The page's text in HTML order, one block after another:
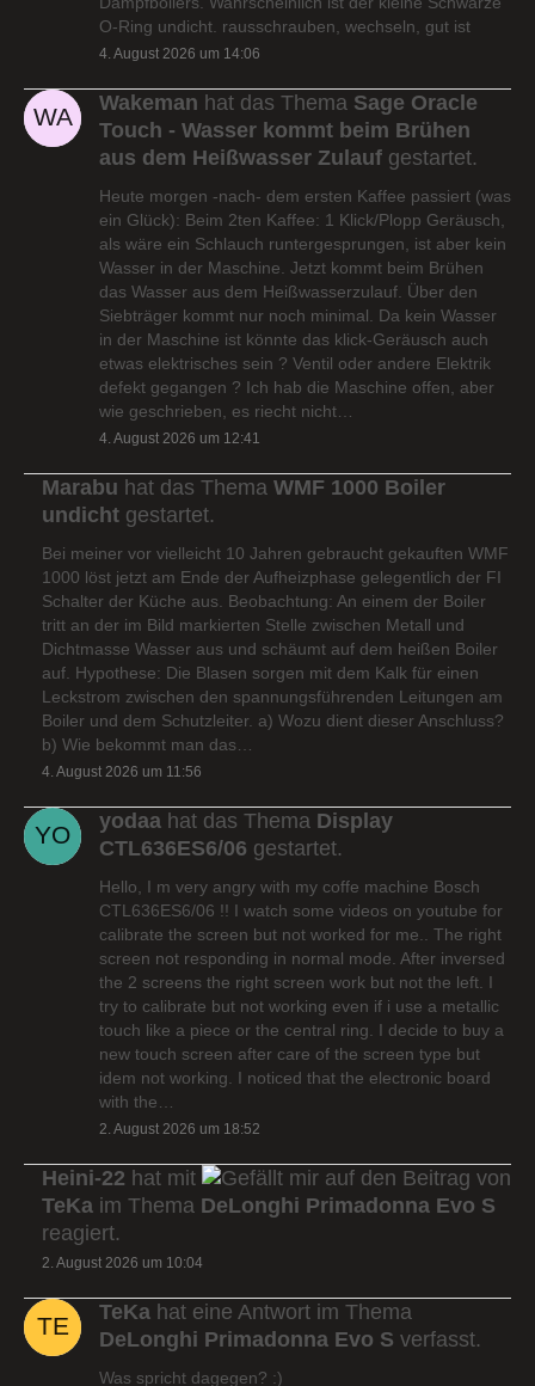
O-Ring undicht. rausschrauben, wechseln, gut ist
4. August 2026 um 14:06
Wakeman hat das Thema Sage Oracle
Touch - Wasser kommt beim Brühen
aus dem Heißwasser Zulauf gestartet.
Heute morgen -nach- dem ersten Kaffee passiert (was
ein Glück): Beim 2ten Kaffee: 1 Klick/Plopp Geräusch,
als wäre ein Schlauch runtergesprungen, ist aber kein
Wasser in der Maschine. Jetzt kommt beim Brühen
das Wasser aus dem Heißwasserzulauf. Über den
Siebträger kommt nur noch minimal. Da kein Wasser
in der Maschine ist könnte das klick-Geräusch auch
etwas elektrisches sein ? Ventil oder andere Elektrik
defekt gegangen ? Ich hab die Maschine offen, aber
wie geschrieben, es riecht nicht…
4. August 2026 um 12:41
Marabu hat das Thema WMF 1000 Boiler
undicht gestartet.
Bei meiner vor vielleicht 10 Jahren gebraucht gekauften WMF
1000 löst jetzt am Ende der Aufheizphase gelegentlich der FI
Schalter der Küche aus. Beobachtung: An einem der Boiler
tritt an der im Bild markierten Stelle zwischen Metall und
Dichtmasse Wasser aus und schäumt auf dem heißen Boiler
auf. Hypothese: Die Blasen sorgen mit dem Kalk für einen
Leckstrom zwischen den spannungsführenden Leitungen am
Boiler und dem Schutzleiter. a) Wozu dient dieser Anschluss?
b) Wie bekommt man das…
4. August 2026 um 11:56
yodaa hat das Thema Display
CTL636ES6/06 gestartet.
Hello, I m very angry with my coffe machine Bosch
CTL636ES6/06 !! I watch some videos on youtube for
calibrate the screen but not worked for me.. The right
screen not responding in normal mode. After inversed
the 2 screens the right screen work but not the left. I
try to calibrate but not working even if i use a metallic
touch like a piece or the central ring. I decide to buy a
new touch screen after care of the screen type but
idem not working. I noticed that the electronic board
with the…
2. August 2026 um 18:52
Heini-22 hat mit
auf den Beitrag von
TeKa im Thema DeLonghi Primadonna Evo S
reagiert.
2. August 2026 um 10:04
TeKa hat eine Antwort im Thema
DeLonghi Primadonna Evo S verfasst.
Was spricht dagegen? :)